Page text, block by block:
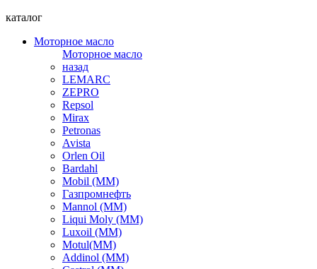
каталог
Моторное масло
Моторное масло
назад
LEMARC
ZEPRO
Repsol
Mirax
Petronas
Avista
Orlen Oil
Bardahl
Mobil (ММ)
Газпромнефть
Mannol (ММ)
Liqui Moly (ММ)
Luxoil (ММ)
Motul(ММ)
Addinol (ММ)